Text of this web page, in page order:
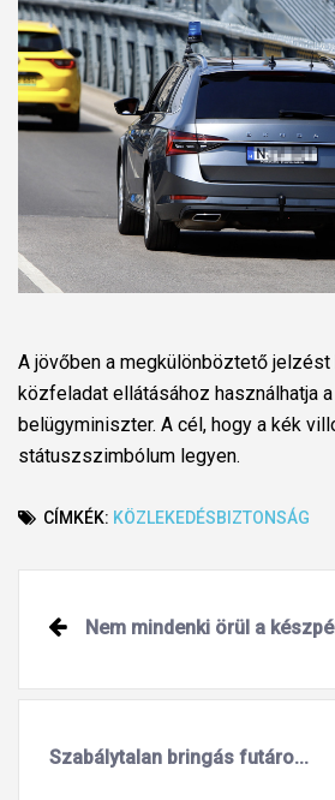
A jövőben a megkülönböztető
közfeladat ellátásához használhatja
belügyminiszter. A cél, hogy a kék
státuszszimbólum legyen.
CÍMKÉK: KÖZLEKEDÉSBIZTONSÁG
Post
navigation
Nem mindenki örül a
Szabálytalan bringás futáro...